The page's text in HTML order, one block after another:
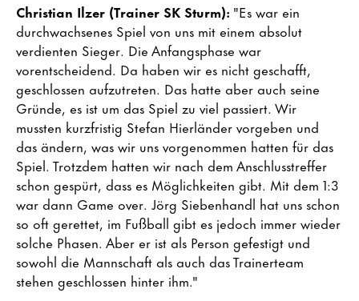
Christian Ilzer (Trainer SK Sturm): "Es war ein
durchwachsenes Spiel von uns mit einem absolut
verdienten Sieger. Die Anfangsphase war
vorentscheidend. Da haben wir es nicht geschafft,
geschlossen aufzutreten. Das hatte aber auch seine
Gründe, es ist um das Spiel zu viel passiert. Wir
mussten kurzfristig Stefan Hierländer vorgeben und
das ändern, was wir uns vorgenommen hatten für das
Spiel. Trotzdem hatten wir nach dem Anschlusstreffer
schon gespürt, dass es Möglichkeiten gibt. Mit dem 1:3
war dann Game over. Jörg Siebenhandl hat uns schon
so oft gerettet, im Fußball gibt es jedoch immer wieder
solche Phasen. Aber er ist als Person gefestigt und
sowohl die Mannschaft als auch das Trainerteam
stehen geschlossen hinter ihm."